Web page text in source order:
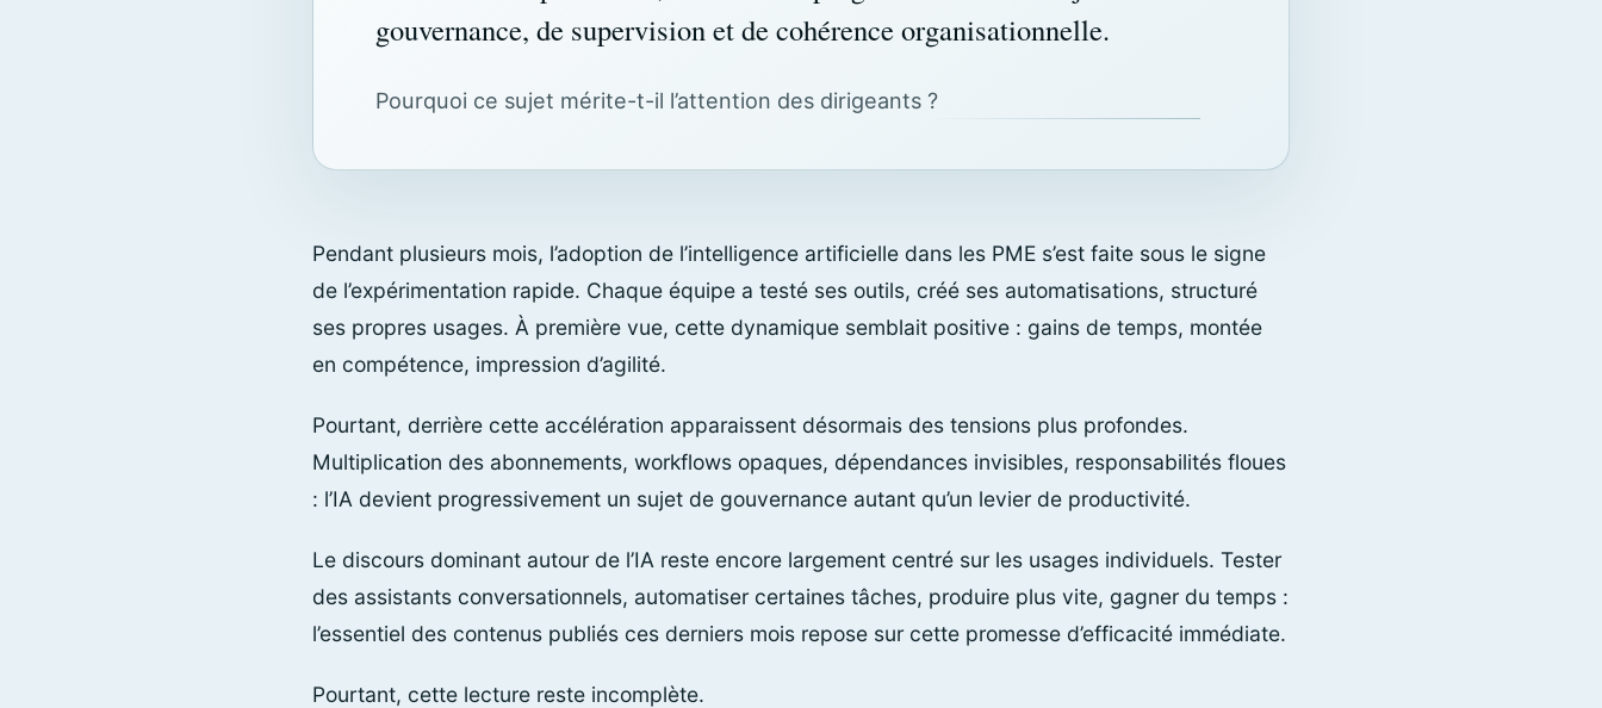
gouvernance, de supervision et de cohérence organisationnelle.
Pourquoi ce sujet mérite-t-il l’attention des dirigeants ?
Pendant plusieurs mois, l’adoption de l’intelligence artificielle dans les PME s’est faite sous le signe
de l’expérimentation rapide. Chaque équipe a testé ses outils, créé ses automatisations, structuré
ses propres usages. À première vue, cette dynamique semblait positive : gains de temps, montée
en compétence, impression d’agilité.
Pourtant, derrière cette accélération apparaissent désormais des tensions plus profondes.
Multiplication des abonnements, workflows opaques, dépendances invisibles, responsabilités floues
: l’IA devient progressivement un sujet de gouvernance autant qu’un levier de productivité.
Le discours dominant autour de l’IA reste encore largement centré sur les usages individuels. Tester
des assistants conversationnels, automatiser certaines tâches, produire plus vite, gagner du temps :
l’essentiel des contenus publiés ces derniers mois repose sur cette promesse d’efficacité immédiate.
Pourtant, cette lecture reste incomplète.